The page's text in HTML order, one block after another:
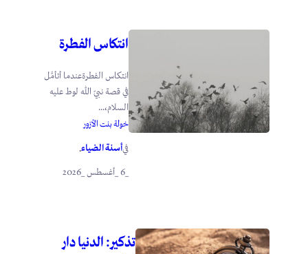
انتكاس الفطرة
انتكاس الفطرةعندما أتأمَّل
في قصة نبيّ الله لوط عليه
السلام،...
خولة بنت الأزور
فيأسنة الضياء.
تذكير: الدنيا دار